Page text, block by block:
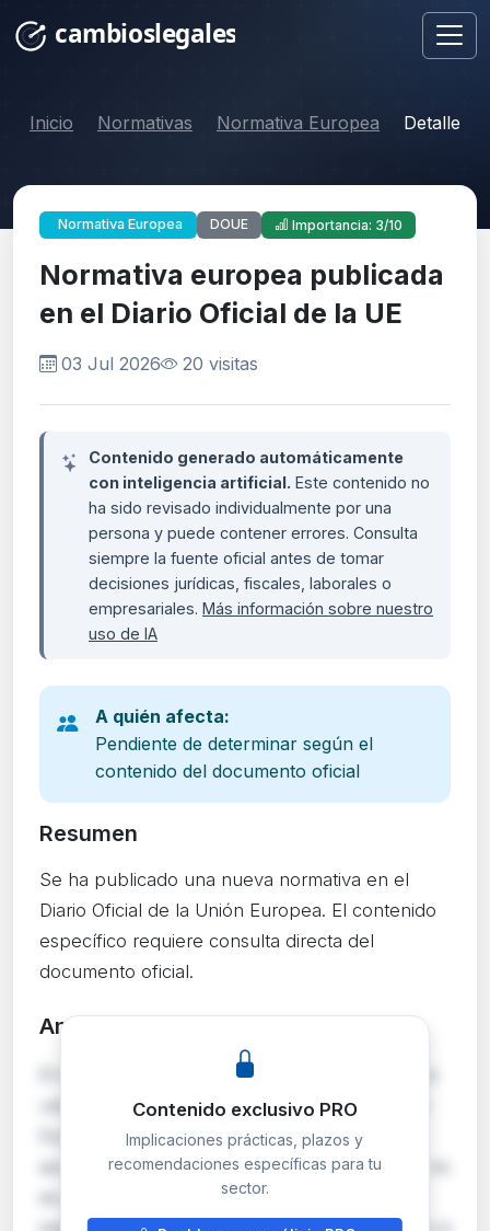
Inicio Normativas Normativa Europea Detalle
Normativa Europea DOUE Importancia: 3/10
Normativa europea publicada
en el Diario Oficial de la UE
03 Jul 2026 20 visitas
Contenido generado automáticamente
con inteligencia artificial. Este contenido no
ha sido revisado individualmente por una
persona y puede contener errores. Consulta
siempre la fuente oficial antes de tomar
decisiones jurídicas, fiscales, laborales o
empresariales. Más información sobre nuestro
uso de IA
A quién afecta:
Pendiente de determinar según el
contenido del documento oficial
Resumen
Se ha publicado una nueva normativa en el
Diario Oficial de la Unión Europea. El contenido
específico requiere consulta directa del
documento oficial.
Análisis detallado
El identificador OJ:L_202690547 corresponde a
una publicación en el Diario Oficial de la Unión
Europea (serie L, de carácter legislativo). Sin
acceso al contenido completo del documento, no
es posible determinar con precisión las
Contenido exclusivo PRO
Implicaciones prácticas, plazos y
recomendaciones específicas para tu
sector.